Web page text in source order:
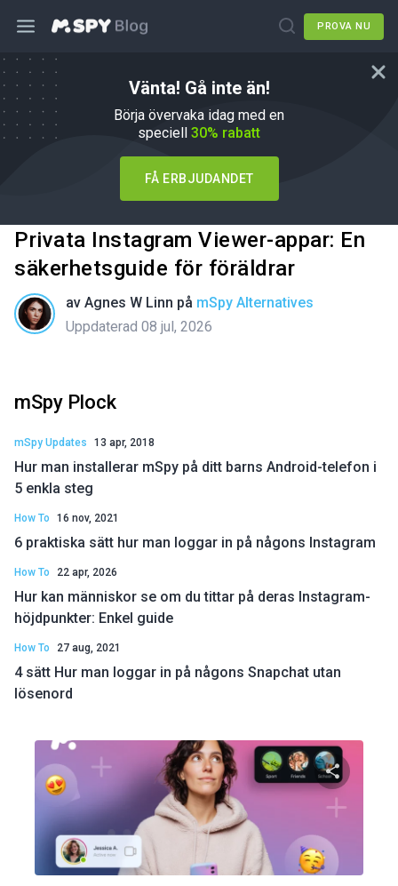
PROVA NU
Vänta! Gå inte än!
Börja övervaka idag med en
speciell 30% rabatt
FÅ ERBJUDANDET
Privata Instagram Viewer-appar: En
säkerhetsguide för föräldrar
av Agnes W Linn på mSpy Alternatives
Uppdaterad 08 jul, 2026
mSpy Plock
mSpy Updates 13 apr, 2018
Hur man installerar mSpy på ditt barns Android-telefon i
5 enkla steg
How To 16 nov, 2021
6 praktiska sätt hur man loggar in på någons Instagram
How To 22 apr, 2026
Hur kan människor se om du tittar på deras Instagram-
höjdpunkter: Enkel guide
How To 27 aug, 2021
4 sätt Hur man loggar in på någons Snapchat utan
lösenord
Dela